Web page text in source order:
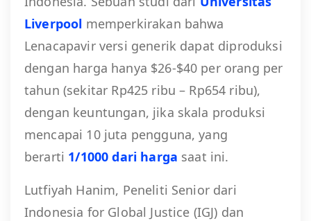
Liverpool memperkirakan bahwa
Lenacapavir versi generik dapat diproduksi
dengan harga hanya $26-$40 per orang per
tahun (sekitar Rp425 ribu – Rp654 ribu),
dengan keuntungan, jika skala produksi
mencapai 10 juta pengguna, yang
berarti 1/1000 dari harga saat ini.
Lutfiyah Hanim, Peneliti Senior dari
Indonesia for Global Justice (IGJ) dan